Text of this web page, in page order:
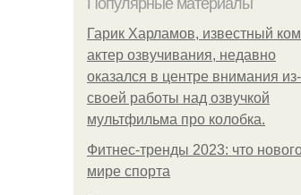
Популярные материалы
Гарик Харламов, известный
актер озвучивания, недавно
оказался в центре внимания
своей работы над озвучкой
мультфильма про колобка.
Фитнес-тренды 2023: что
мире спорта